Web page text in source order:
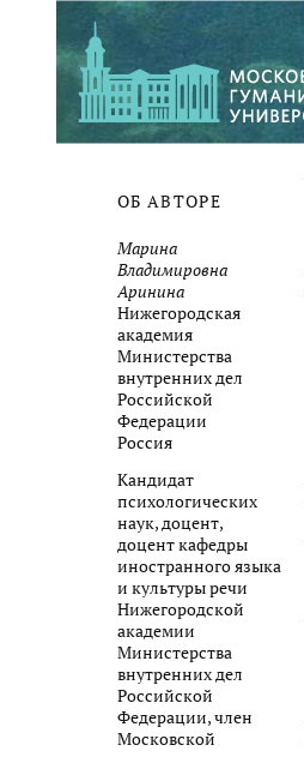
ОБ АВТОРЕ
Марина
Владимировна
Аринина
Нижегородская
академия
Министерства
внутренних дел
Российской
Федерации
Россия
Кандидат
психологических
наук, доцент,
доцент кафедры
иностранного языка
и культуры речи
Нижегородской
академии
Министерства
внутренних дел
Российской
Федерации, член
Московской